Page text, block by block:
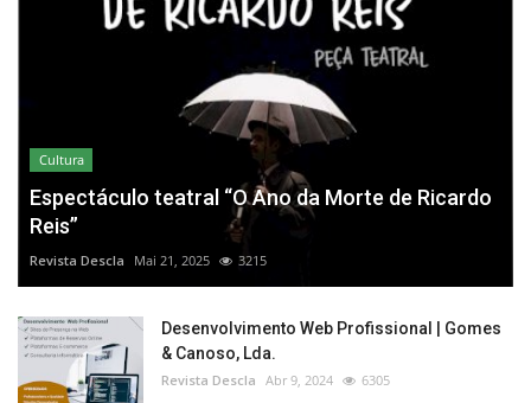
Cultura
Espectáculo teatral “O Ano da Morte de Ricardo
Reis”
Revista Descla Mai 21, 2025 3215
Desenvolvimento Web Profissional | Gomes
& Canoso, Lda.
Revista Descla Abr 9, 2024 6305